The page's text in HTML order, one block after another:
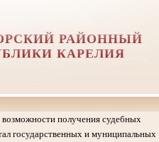
РАЙОННЫЙ
КАРЕЛИЯ
получения судебных
государственных и муниципальных